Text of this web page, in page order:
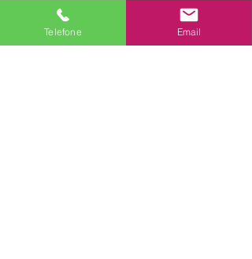
COMO USAR: Com a colher
dosadora (aproximadamente 15g)
Telefone Email